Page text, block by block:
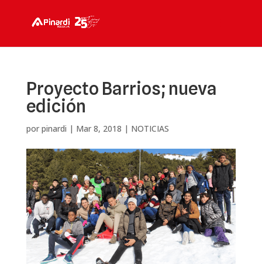
Proyecto Barrios; nueva
edición
por pinardi | Mar 8, 2018 | NOTICIAS